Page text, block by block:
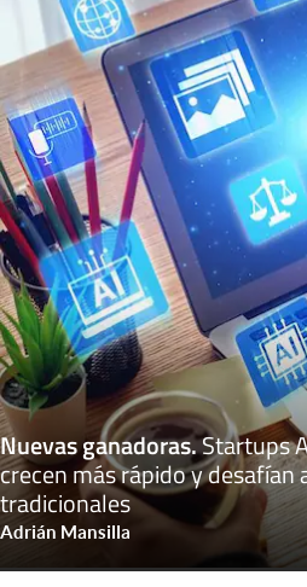
Nuevas ganadoras.Startups
crecen más rápido y desafían
tradicionales
Adrián Mansilla